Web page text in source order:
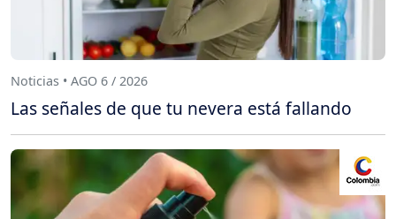
Noticias • AGO 6 / 2026
Las señales de que tu nevera está fallando